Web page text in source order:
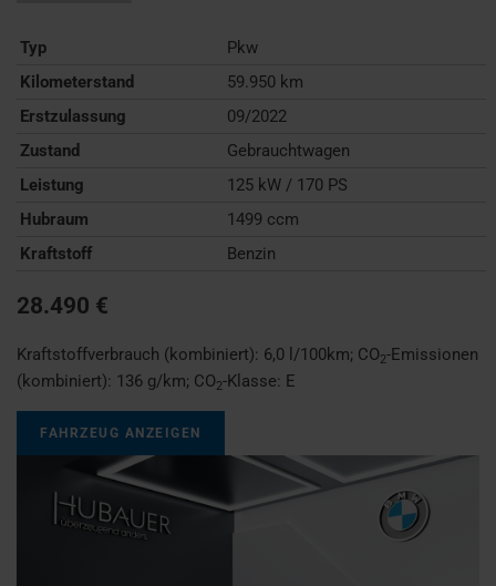
Typ
Pkw
Kilometerstand
59.950 km
Erstzulassung
09/2022
Zustand
Gebrauchtwagen
Leistung
125 kW / 170 PS
Hubraum
1499 ccm
Kraftstoff
Benzin
28.490 €
Kraftstoffverbrauch (kombiniert): 6,0 l/100km; CO2-Emissionen
(kombiniert): 136 g/km; CO2-Klasse: E
FAHRZEUG ANZEIGEN